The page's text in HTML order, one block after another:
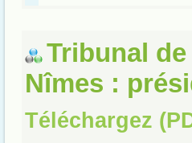
Tribunal
Nîmes :
Téléchargez